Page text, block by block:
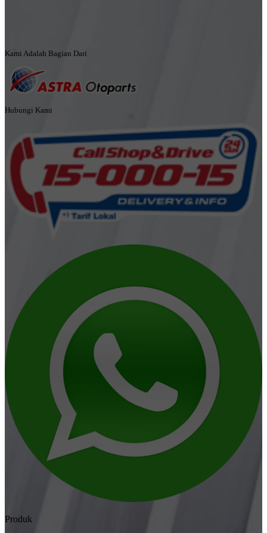
Kami Adalah Bagian Dari
Hubungi Kami
Produk